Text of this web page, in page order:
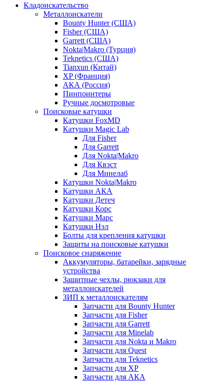
Кладоискательство
Металлоискатели
Bounty Hunter (США)
Fisher (США)
Garrett (США)
Nokta|Makro (Турция)
Teknetics (США)
Tianxun (Китай)
XP (Франция)
АКА (Россия)
Пинпоинтеры
Ручные досмотровые
Поисковые катушки
Катушки FoxMD
Катушки Magic Lab
Для Fisher
Для Garrett
Для Nokta|Makro
Для Квэст
Для Минелаб
Катушки Nokta|Makro
Катушки АКА
Катушки Детеч
Катушки Корс
Катушки Марс
Катушки Нэл
Болты для крепления катушки
Защиты на поисковые катушки
Поисковое снаряжение
Аккумуляторы, батарейки, зарядные
устройства
Защитные чехлы, рюкзаки для
металлоискателей
ЗИП к металлоискателям
Запчасти для Bounty Hunter
Запчасти для Fisher
Запчасти для Garrett
Запчасти для Minelab
Запчасти для Nokta и Makro
Запчасти для Quest
Запчасти для Teknetics
Запчасти для XP
Запчасти для АКА